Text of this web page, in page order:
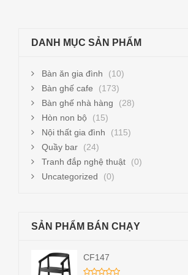
DANH MỤC SẢN PHẨM
Bàn ăn gia đình
(10)
Bàn ghế cafe
(173)
Bàn ghế nhà hàng
(28)
Hòn non bộ
(15)
Nội thất gia đình
(115)
Quầy bar
(24)
Tranh đắp nghệ thuật
(0)
Uncategorized
(0)
SẢN PHẨM BÁN CHẠY
CF147